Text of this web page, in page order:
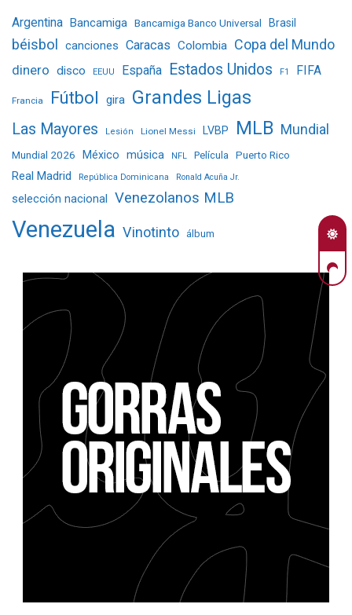
Argentina Bancamiga Bancamiga Banco Universal Brasil
béisbol canciones Caracas Colombia Copa del Mundo
dinero disco EEUU España Estados Unidos F1 FIFA
Francia Fútbol gira Grandes Ligas
Las Mayores Lesión Lionel Messi LVBP MLB Mundial
Mundial 2026 México música NFL Película Puerto Rico
Real Madrid República Dominicana Ronald Acuña Jr.
selección nacional Venezolanos MLB
Venezuela Vinotinto álbum